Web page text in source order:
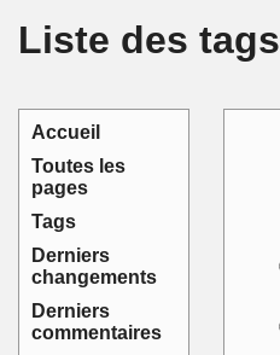
Accueil
Toutes les
pages
Tags
Derniers
changements
Derniers
commentaires
Liste des tags